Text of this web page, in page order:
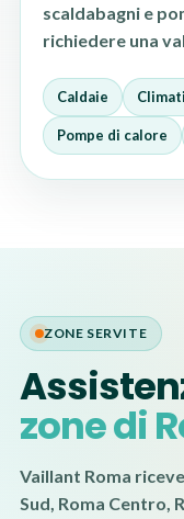
scaldabagni e
richiedere una
Caldaie
Pompe di calore
ZONE SERVITE
zone di
Vaillant Roma
Sud, Roma Centro,